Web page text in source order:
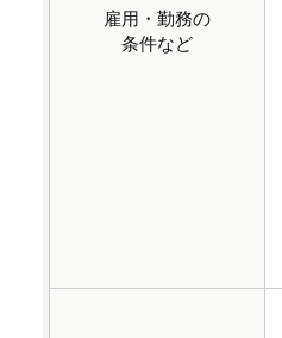
雇用・勤務の
条件など